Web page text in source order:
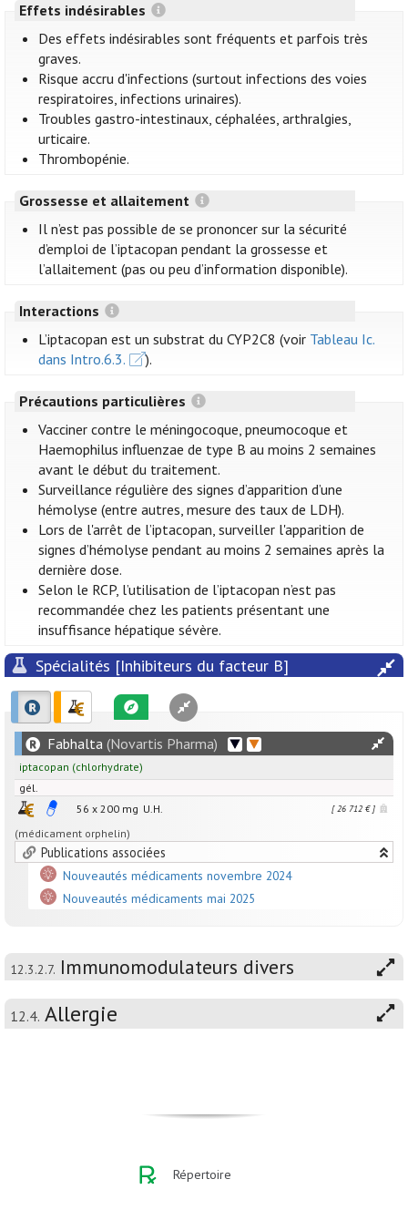
Effets indésirables
Des effets indésirables sont fréquents et parfois très
graves.
Risque accru d'infections (surtout infections des voies
respiratoires, infections urinaires).
Troubles gastro-intestinaux, céphalées, arthralgies,
urticaire.
Thrombopénie.
Grossesse et allaitement
Il n’est pas possible de se prononcer sur la sécurité
d’emploi de l’iptacopan pendant la grossesse et
l’allaitement (pas ou peu d’information disponible).
Interactions
L’iptacopan est un substrat du CYP2C8 (voir Tableau Ic.
dans Intro.6.3.
).
Précautions particulières
Vacciner contre le méningocoque, pneumocoque et
Haemophilus influenzae de type B au moins 2 semaines
avant le début du traitement.
Surveillance régulière des signes d’apparition d’une
hémolyse (entre autres, mesure des taux de LDH).
Lors de l'arrêt de l’iptacopan, surveiller l'apparition de
signes d’hémolyse pendant au moins 2 semaines après la
dernière dose.
Selon le RCP, l’utilisation de l’iptacopan n’est pas
recommandée chez les patients présentant une
insuffisance hépatique sévère.
Spécialités [Inhibiteurs du facteur B]
Fabhalta (Novartis Pharma)
iptacopan (chlorhydrate)
gél.
56 x 200 mg U.H. [ 26 712 € ]
(médicament orphelin)
Publications associées
Nouveautés médicaments novembre 2024
Nouveautés médicaments mai 2025
12.3.2.7. Immunomodulateurs divers
12.4. Allergie
Répertoire